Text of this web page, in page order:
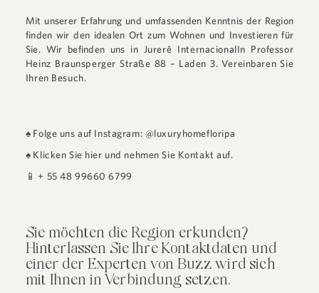
Mit unserer Erfahrung und umfassenden Kenntnis der Region
finden wir den idealen Ort zum Wohnen und Investieren für
Sie. Wir befinden uns in Jurerê InternacionalIn Professor
Heinz Braunsperger Straße 88 – Laden 3. Vereinbaren Sie
Ihren Besuch.
♠ Folge uns auf Instagram: @luxuryhomefloripa
♠ Klicken Sie hier und nehmen Sie Kontakt auf.
📱+ 55 48 99660 6799
Sie möchten die Region erkunden?
Hinterlassen Sie Ihre Kontaktdaten und
einer der Experten von Buzz wird sich
mit Ihnen in Verbindung setzen.